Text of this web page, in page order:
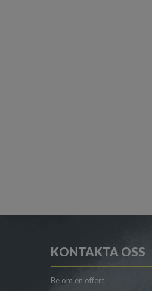
KONTAKTA OSS
Be om en offert